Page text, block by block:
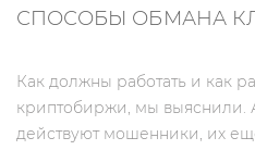
СПОСОБЫ ОБМАНА
Как должны работать и как
криптобиржи, мы выяснили.
действуют мошенники, их